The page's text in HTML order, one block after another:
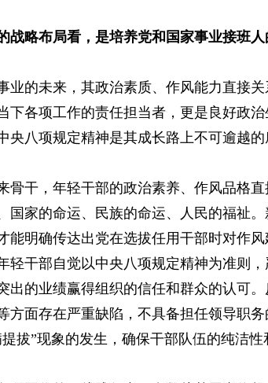
战略布局看，是培养党和国家事业接班
业的未来，其政治素质、作风能力直接
下各项工作的责任担当者，更是良好政
央八项规定精神是其成长路上不可逾越
骨干，年轻干部的政治素养、作风品格
国家的命运、民族的命运、人民的福祉
能明确传达出党在选拔任用干部时对作
轻干部自觉以中央八项规定精神为准则
出的业绩赢得组织的信任和群众的认可
方面存在严重缺陷，不具备担任领导职
拔”现象的发生，确保干部队伍的纯洁性